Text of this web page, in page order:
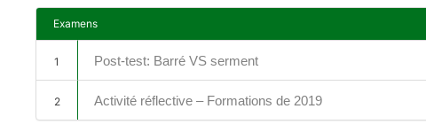
Examens
1 Post-test: Barré VS serment
2 Activité réflective – Formations de 2019